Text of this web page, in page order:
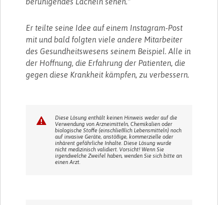
Er teilte seine Idee auf einem Instagram-Post
mit und bald folgten viele andere Mitarbeiter
des Gesundheitswesens seinem Beispiel. Alle in
der Hoffnung, die Erfahrung der Patienten, die
gegen diese Krankheit kämpfen, zu verbessern.
Diese Lösung enthält keinen Hinweis weder auf die
Verwendung von Arzneimitteln, Chemikalien oder
biologische Stoffe (einschließlich Lebensmitteln) noch
auf invasive Geräte, anstößige, kommerzielle oder
inhärent gefährliche Inhalte. Diese Lösung wurde
nicht medizinisch validiert. Vorsicht! Wenn Sie
irgendwelche Zweifel haben, wenden Sie sich bitte an
einen Arzt.